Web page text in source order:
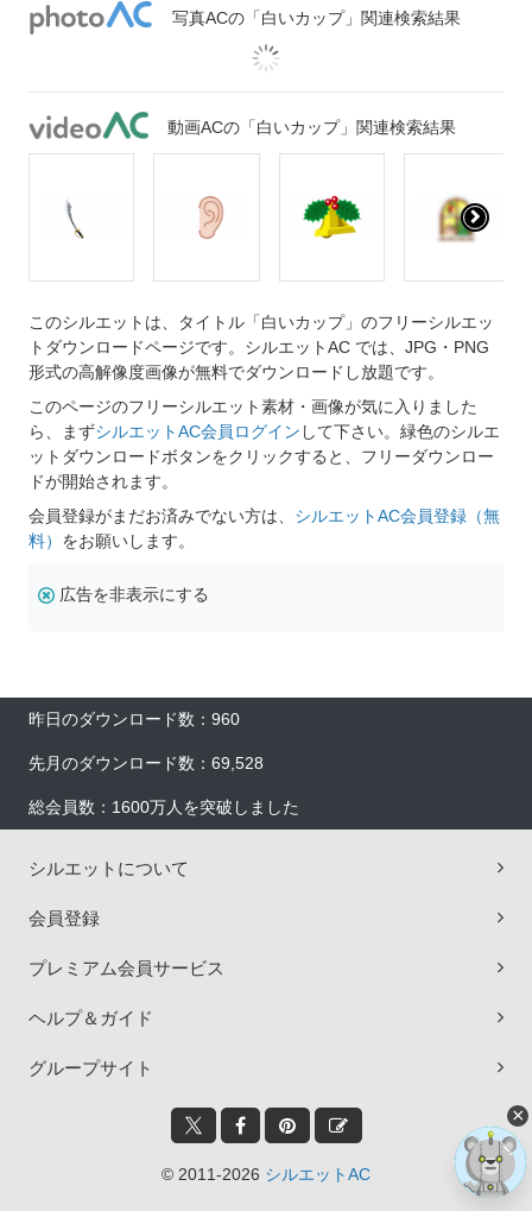
写真ACの「白いカップ」関連検索結果
動画ACの「白いカップ」関連検索結果
このシルエットは、タイトル「白いカップ」のフリーシルエッ
トダウンロードページです。シルエットAC では、JPG・PNG
形式の高解像度画像が無料でダウンロードし放題です。
このページのフリーシルエット素材・画像が気に入りました
ら、まずシルエットAC会員ログイン して下さい。緑色のシルエ
ットダウンロードボタンをクリックすると、フリーダウンロー
ドが開始されます。
会員登録がまだお済みでない方は、 シルエットAC会員登録（無
料） をお願いします。
広告を非表示にする
昨日のダウンロード数：960
先月のダウンロード数：69,528
総会員数：1600万人を突破しました
シルエットについて
会員登録
プレミアム会員サービス
ヘルプ＆ガイド
グループサイト
© 2011-2026 シルエットAC
×